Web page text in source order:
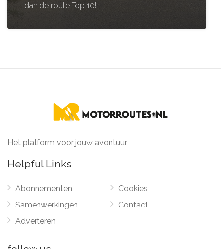
dan de route Top 10!
Het platform voor jouw avontuur
Helpful Links
Abonnementen
Samenwerkingen
Adverteren
Cookies
Contact